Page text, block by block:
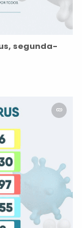
segunda-